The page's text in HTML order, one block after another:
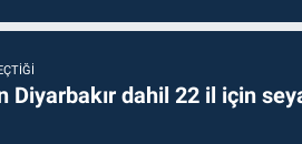
Diyarbakır dahil 22 il için